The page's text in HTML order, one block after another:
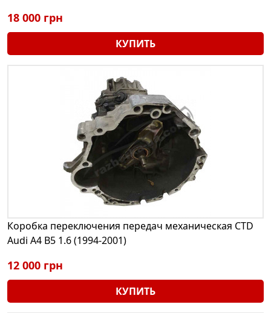
18 000 грн
КУПИТЬ
Коробка переключения передач механическая CTD
Audi A4 B5 1.6 (1994-2001)
12 000 грн
КУПИТЬ